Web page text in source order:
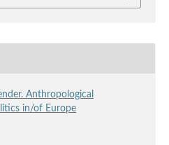
Anthropological
in/of Europe